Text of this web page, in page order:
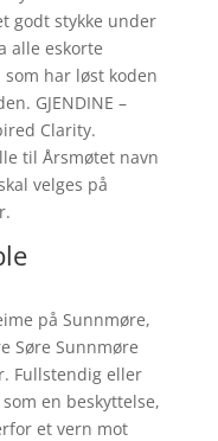
godt stykke under
alle eskorte
har løst koden
GJENDINE –
Clarity.
til Årsmøtet navn
velges på
på Sunnmøre,
Søre Sunnmøre
Fullstendig eller
en beskyttelse,
et vern mot